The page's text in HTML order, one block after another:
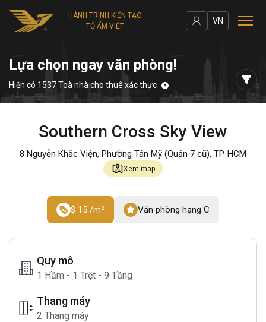
HÀNH TRÌNH KIẾN TẠO
TỔ ẤM VIỆT
VN
Lựa chọn ngay văn phòng!
Hiện có 1537 Toà nhà cho thuê xác thực
Southern Cross Sky View
8 Nguyễn Khắc Viện, Phường Tân Mỹ (Quận 7 cũ), TP. HCM
Xem map
$ 15 /m² Văn phòng hạng C
Quy mô
1 Hầm - 1 Trệt - 9 Tầng
Thang máy
2 Thang máy